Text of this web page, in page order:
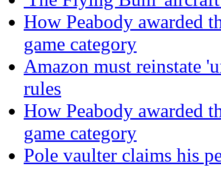
How Peabody awarded
game category
Amazon must reinstate
rules
How Peabody awarded
game category
Pole vaulter claims his